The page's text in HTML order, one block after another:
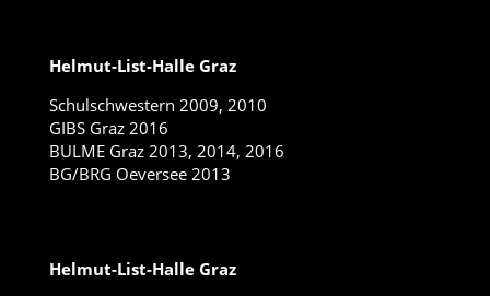
Helmut-List-Halle Graz
Schulschwestern 2009, 2010
GIBS Graz 2016
BULME Graz 2013, 2014, 2016
BG/BRG Oeversee 2013
Helmut-List-Halle Graz